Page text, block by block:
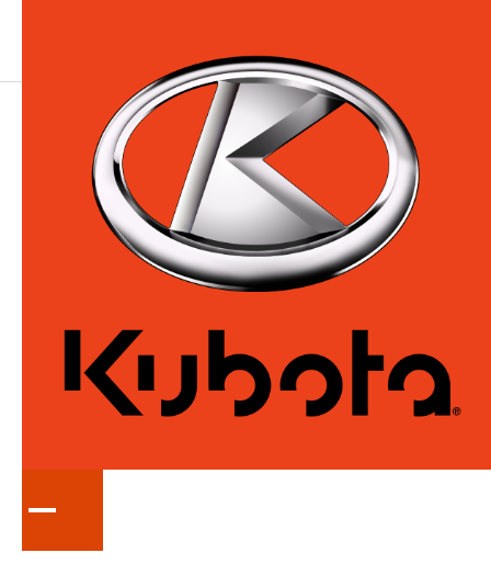
SÉRIE
ZG222ANC348
Tondeuses à rayon de braquage nul